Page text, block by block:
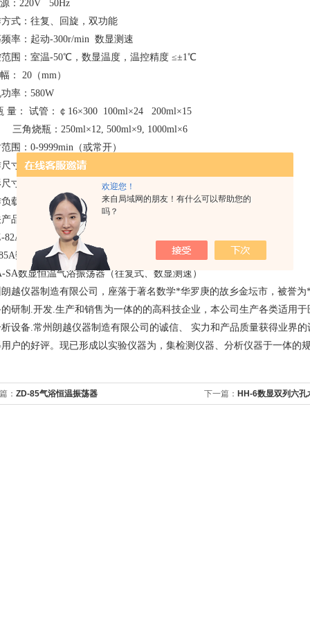
欢迎您！
来自局域网的朋友！有什么可以帮助您的
吗？
：220V 50Hz
式：往复、回旋，双功能
率：起动-300r/min 数显测速
范围：室温-50℃，数显温度，温控精度 ≤±1℃
： 20（mm）
率：580W
量： 试管：￠16×300 100ml×24 200ml×15
烧瓶：250ml×12, 500ml×9, 1000ml×6
围：0-9999min（或常开）
寸：440×360mm
寸：700×470×510mm
载：20kg
品有：
82A数显恒温气浴振荡器（回旋式、数显测速）
数显恒温气浴振荡器（往复、回旋，双功能）
SA数显恒温气浴振荡器（往复式、数显测速）
越仪器制造有限公司，座落于著名数学*华罗庚的故乡金坛市，被誉
研制.开发.生产和销售为一体的的高科技企业，本公司生产各类适用
设备.常州朗越仪器制造有限公司的诚信、 实力和产品质量获得业界
户的好评。现已形成以实验仪器为，集检测仪器、分析仪器于一体的
： ZD-85气浴恒温振荡器 下一篇： HH-6数显双列六孔